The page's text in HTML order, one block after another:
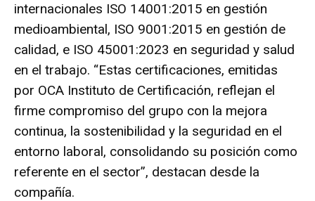
internacionales ISO 14001:2015 en gestión
medioambiental, ISO 9001:2015 en gestión de
calidad, e ISO 45001:2023 en seguridad y salud
en el trabajo. “Estas certificaciones, emitidas
por OCA Instituto de Certificación, reflejan el
firme compromiso del grupo con la mejora
continua, la sostenibilidad y la seguridad en el
entorno laboral, consolidando su posición como
referente en el sector”, destacan desde la
compañía.